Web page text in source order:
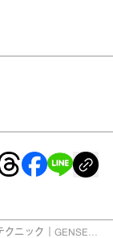
ニック｜GENSEI